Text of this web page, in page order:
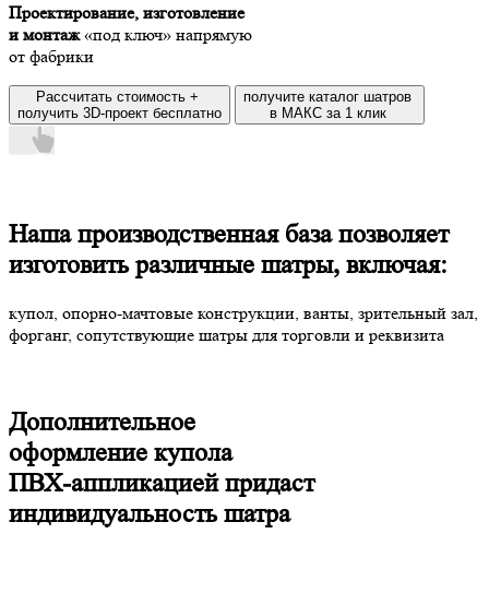
Проектирование, изготовление
и монтаж«под ключ» напрямую
от фабрики
Рассчитать стоимость +
получить 3D-проект бесплатно
получите каталог шатров
в МАКС за 1 клик
Наша производственная база позволяет
изготовить различные шатры, включая:
купол, опорно-мачтовые конструкции, ванты, зрительный зал,
форганг, сопутствующие шатры для торговли и реквизита
Дополнительное
оформление купола
ПВХ-аппликацией придаст
индивидуальность шатра